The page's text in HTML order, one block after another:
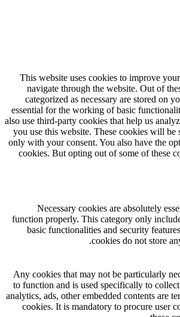
This website uses cookies to improve
navigate through the website. Out of
categorized as necessary are stored on
essential for the working of basic
also use third-party cookies that help us
you use this website. These cookies will be
only with your consent. You also have the
cookies. But opting out of some of these
Necessary cookies are absolutely
function properly. This category only
basic functionalities and security
cookies do not store
Any cookies that may not be particularly
to function and is used specifically to
analytics, ads, other embedded contents are
cookies. It is mandatory to procure user